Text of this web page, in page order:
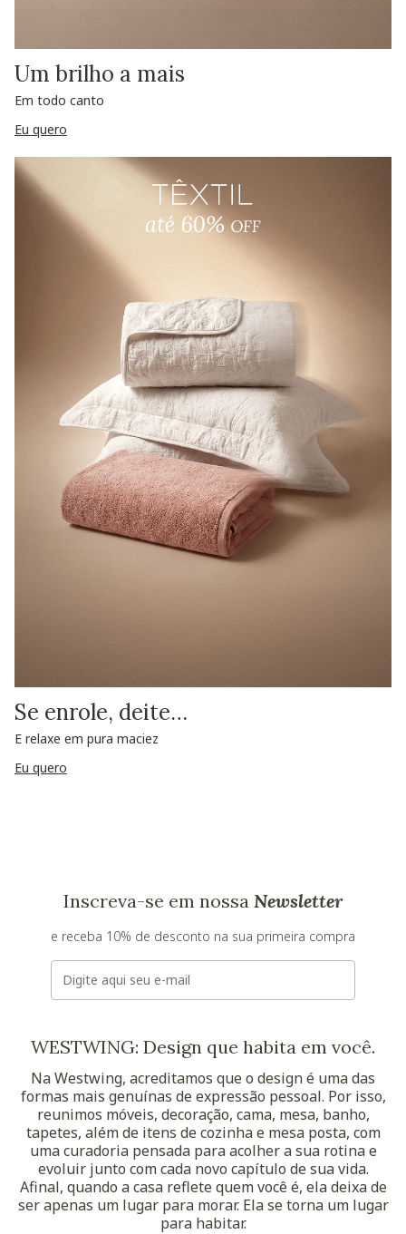
Um brilho a mais
Em todo canto
Eu quero
Se enrole, deite…
E relaxe em pura maciez
Eu quero
Inscreva-se em nossa Newsletter
e receba 10% de desconto na sua primeira compra
E-mail
WESTWING: Design que habita em você.
Na Westwing, acreditamos que o design é uma das
formas mais genuínas de expressão pessoal. Por isso,
reunimos móveis, decoração, cama, mesa, banho,
tapetes, além de itens de cozinha e mesa posta, com
uma curadoria pensada para acolher a sua rotina e
evoluir junto com cada novo capítulo de sua vida.
Afinal, quando a casa reflete quem você é, ela deixa de
ser apenas um lugar para morar. Ela se torna um lugar
para habitar.